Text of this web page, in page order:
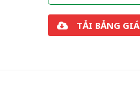
TẢI BẢNG GIÁ